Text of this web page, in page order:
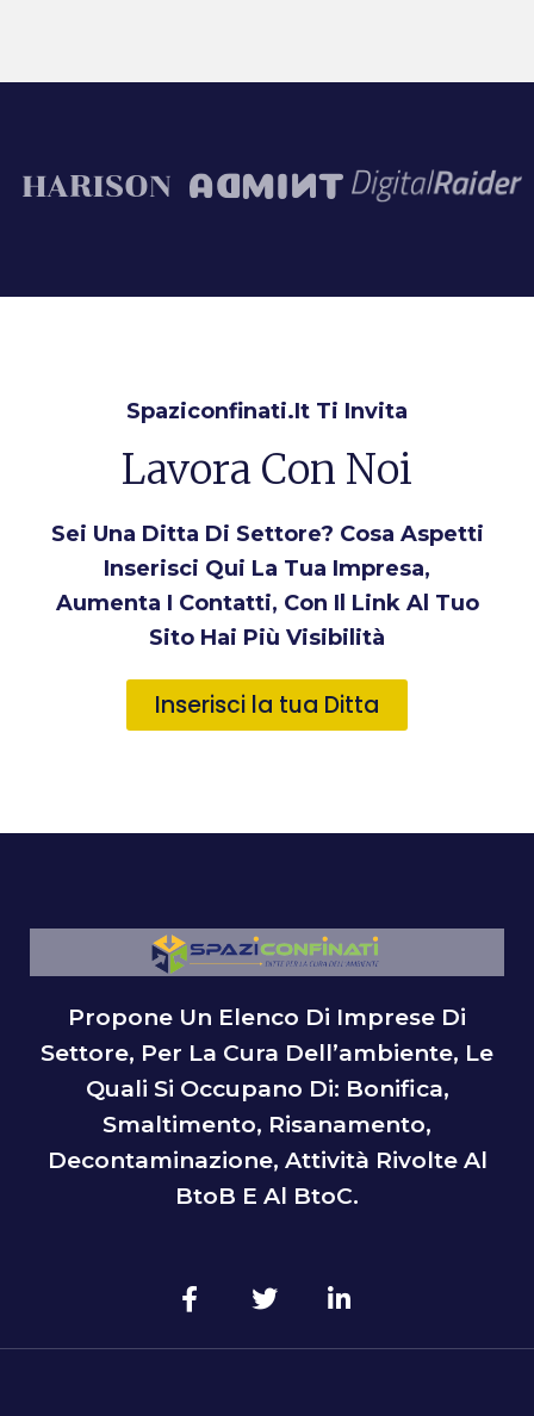
Spaziconfinati.it Ti Invita
Lavora Con Noi
Sei Una Ditta Di Settore? Cosa Aspetti
Inserisci Qui La Tua Impresa,
Aumenta I Contatti, Con Il Link Al Tuo
Sito Hai Più Visibilità
Inserisci la tua Ditta
Propone Un Elenco Di Imprese Di
Settore, Per La Cura Dell’ambiente, Le
Quali Si Occupano Di: Bonifica,
Smaltimento, Risanamento,
Decontaminazione, Attività Rivolte Al
BtoB E Al BtoC.